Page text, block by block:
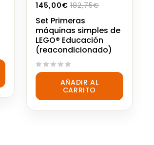
182,75€
145,00€
Set Primeras
máquinas simples de
LEGO® Educación
(reacondicionado)
0
5
AÑADIR AL
CARRITO